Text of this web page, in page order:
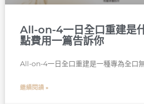
All-on-4一日全口重建是
點費用一篇告訴你
All-on-4一日全口重建是一種專為全口
繼續閱讀 »